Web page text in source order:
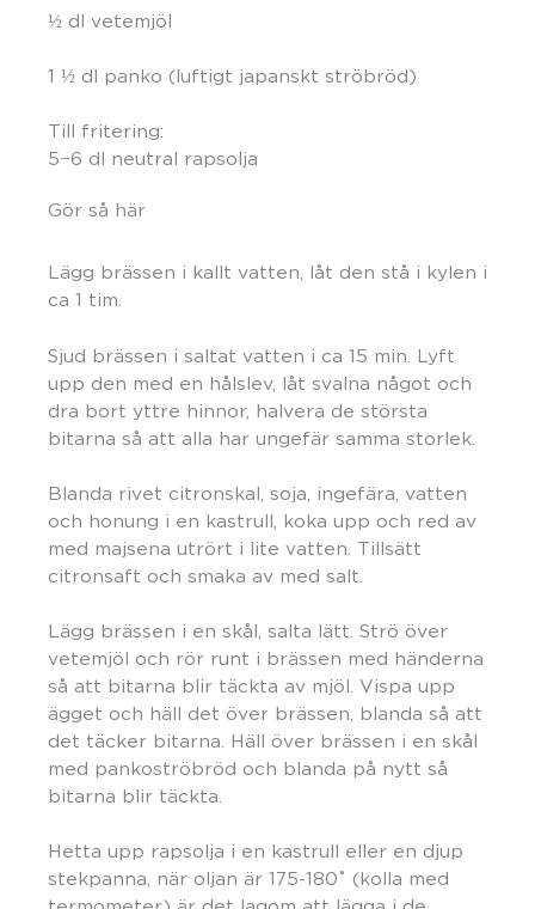
½ dl vetemjöl
1 ½ dl panko (luftigt japanskt ströbröd)
Till fritering:
5−6 dl neutral rapsolja
Gör så här
Lägg brässen i kallt vatten, låt den stå i kylen i
ca 1 tim.
Sjud brässen i saltat vatten i ca 15 min. Lyft
upp den med en hålslev, låt svalna något och
dra bort yttre hinnor, halvera de största
bitarna så att alla har ungefär samma storlek.
Blanda rivet citronskal, soja, ingefära, vatten
och honung i en kastrull, koka upp och red av
med majsena utrört i lite vatten. Tillsätt
citronsaft och smaka av med salt.
Lägg brässen i en skål, salta lätt. Strö över
vetemjöl och rör runt i brässen med händerna
så att bitarna blir täckta av mjöl. Vispa upp
ägget och häll det över brässen, blanda så att
det täcker bitarna. Häll över brässen i en skål
med pankoströbröd och blanda på nytt så
bitarna blir täckta.
Hetta upp rapsolja i en kastrull eller en djup
stekpanna, när oljan är 175-180˚ (kolla med